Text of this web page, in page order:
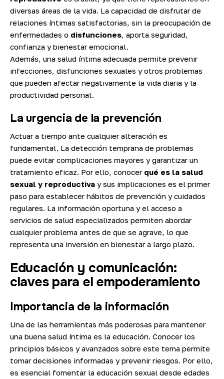
diversas áreas de la vida. La capacidad de disfrutar de
relaciones íntimas satisfactorias, sin la preocupación de
enfermedades o disfunciones, aporta seguridad,
confianza y bienestar emocional.
Además, una salud íntima adecuada permite prevenir
infecciones, disfunciones sexuales y otros problemas
que pueden afectar negativamente la vida diaria y la
productividad personal.
La urgencia de la prevención
Actuar a tiempo ante cualquier alteración es
fundamental. La detección temprana de problemas
puede evitar complicaciones mayores y garantizar un
tratamiento eficaz. Por ello, conocer qué es la salud
sexual y reproductiva y sus implicaciones es el primer
paso para establecer hábitos de prevención y cuidados
regulares. La información oportuna y el acceso a
servicios de salud especializados permiten abordar
cualquier problema antes de que se agrave, lo que
representa una inversión en bienestar a largo plazo.
Educación y comunicación:
claves para el empoderamiento
Importancia de la información
Una de las herramientas más poderosas para mantener
una buena salud íntima es la educación. Conocer los
principios básicos y avanzados sobre este tema permite
tomar decisiones informadas y prevenir riesgos. Por ello,
es esencial fomentar la educación sexual desde edades